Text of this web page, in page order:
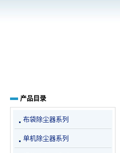
产品目录
布袋除尘器系列
单机除尘器系列